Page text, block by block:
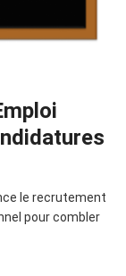
le recrutement
pour combler